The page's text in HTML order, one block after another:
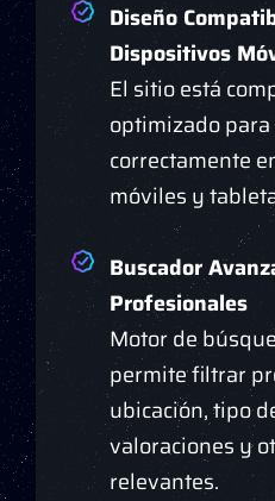
Diseño
Dispositivos
El sitio está
optimizado
correctamente
móviles y
Buscador
Profesionales
Motor de
permite filtrar
ubicación, tipo
valoraciones y
relevantes.